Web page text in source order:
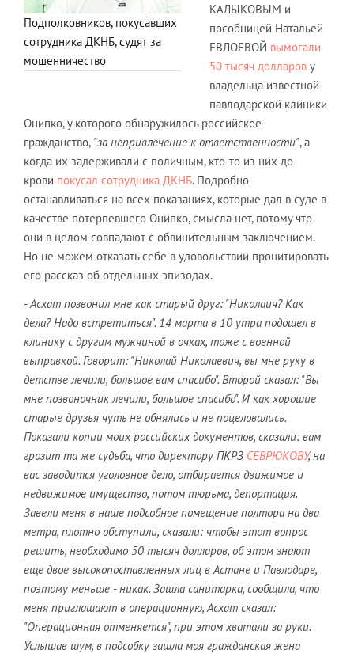
Подполковников, покусавших
сотрудника ДКНБ, судят за
мошенничество
КАЛЫКОВЫМ и
пособницей Натальей
ЕВЛОЕВОЙ вымогали
50 тысяч долларов у
владельца известной
павлодарской клиники
Онипко, у которого обнаружилось российское
гражданство, "за непривлечение к ответственности", а
когда их задерживали с поличным, кто-то из них до
крови покусал сотрудника ДКНБ. Подробно
останавливаться на всех показаниях, которые дал в суде в
качестве потерпевшего Онипко, смысла нет, потому что
они в целом совпадают с обвинительным заключением.
Но не можем отказать себе в удовольствии процитировать
его рассказ об отдельных эпизодах.
- Асхат позвонил мне как старый друг: "Николаич? Как
дела? Надо встретиться". 14 марта в 10 утра подошел в
клинику с другим мужчиной в очках, тоже с военной
выправкой. Говорит: "Николай Николаевич, вы мне руку в
детстве лечили, большое вам спасибо". Второй сказал: "Вы
мне позвоночник лечили, большое спасибо". И как хорошие
старые друзья чуть не обнялись и не поцеловались.
Показали копии моих российских документов, сказали: вам
грозит та же судьба, что директору ПКРЗ СЕВРЮКОВУ, на
вас заводится уголовное дело, отбирается движимое и
недвижимое имущество, потом тюрьма, депортация.
Завели меня в наше подсобное помещение полтора на два
метра, плотно обступили, сказали: чтобы этот вопрос
решить, необходимо 50 тысяч долларов, об этом знают
еще двое высокопоставленных лиц в Астане и Павлодаре,
поэтому меньше - никак. Зашла санитарка, сообщила, что
меня приглашают в операционную, Асхат сказал:
"Операционная отменяется", при этом хватали за руки.
Услышав шум, в подсобку зашла моя гражданская жена